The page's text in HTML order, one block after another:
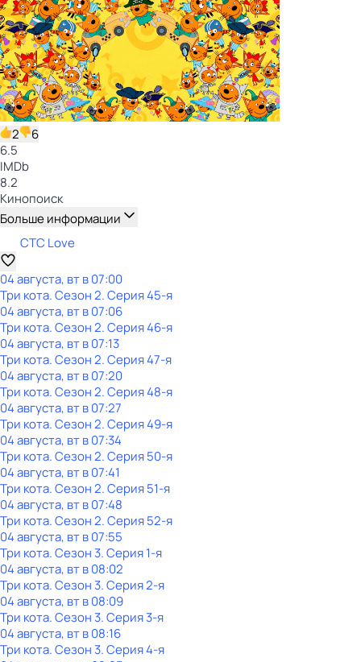
2
6
6.5
IMDb
8.2
Кинопоиск
Больше информации
СТС Love
04 августа, вт в 07:00
Три кота. Сезон 2. Серия 45-я
04 августа, вт в 07:06
Три кота. Сезон 2. Серия 46-я
04 августа, вт в 07:13
Три кота. Сезон 2. Серия 47-я
04 августа, вт в 07:20
Три кота. Сезон 2. Серия 48-я
04 августа, вт в 07:27
Три кота. Сезон 2. Серия 49-я
04 августа, вт в 07:34
Три кота. Сезон 2. Серия 50-я
04 августа, вт в 07:41
Три кота. Сезон 2. Серия 51-я
04 августа, вт в 07:48
Три кота. Сезон 2. Серия 52-я
04 августа, вт в 07:55
Три кота. Сезон 3. Серия 1-я
04 августа, вт в 08:02
Три кота. Сезон 3. Серия 2-я
04 августа, вт в 08:09
Три кота. Сезон 3. Серия 3-я
04 августа, вт в 08:16
Три кота. Сезон 3. Серия 4-я